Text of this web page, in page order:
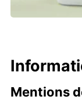
Mentions